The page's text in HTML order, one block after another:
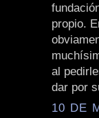
propio.
al
dar por
10 DE